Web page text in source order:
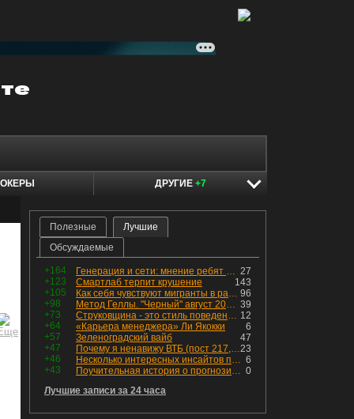
ДРУГИЕ +7
Полезные
Лучшие
Обсуждаемые
+164 27
Генерация и сети: мнение ребят из индустрии
+123
143
Смартлаб терпит крушение
+105
96
Как себя чувствуют мигранты в раю, в который они так стремились
+98
39
Метод Геллы. "Черный" август 2026 - быть или не быть?
+73
12
Струковщина - это стиль поведения, известный всем в секторе золотодобычи.
+64
6
«Карьера менеджера» Ли Якокки
+57
47
Зеленоградский вайб
+47
23
Почему я ненавижу ВТБ (пост 217, 12+)
+46
6
Несколько интересных инсайтов по "Озону"
+43
0
Поучительная история о прогнозировании
Лучшие записи за 24 часа